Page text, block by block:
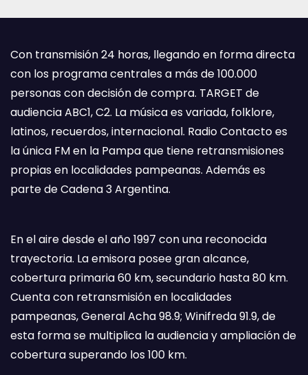
Con transmisión 24 horas, llegando en forma directa
con los programa centrales a más de 100.000
personas con decisión de compra. TARGET de
audiencia ABC1, C2. La música es variada, folklore,
latinos, recuerdos, internacional. Radio Contacto es
la única FM en la Pampa que tiene retransmisiones
propias en localidades pampeanas. Además es
parte de Cadena 3 Argentina.
En el aire desde el año 1997 con una reconocida
trayectoria. La emisora posee gran alcance,
cobertura primaria 60 km, secundario hasta 80 km.
Cuenta con retransmisión en localidades
pampeanas, General Acha 98.9; Winifreda 91.9, de
esta forma se multiplica la audiencia y ampliación de
cobertura superando los 100 km.